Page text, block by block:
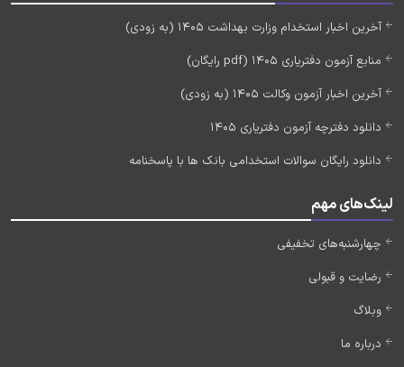
آخرین اخبار استخدام وزارت بهداشت 1405 (به زودی)
منابع آزمون دفتریاری 1405 (pdf رایگان)
آخرین اخبار آزمون وکالت 1405 (به زودی)
دانلود دفترچه آزمون دفتریاری 1405
دانلود رایگان سوالات استخدامی بانک ها با پاسخنامه
لینک‌های مهم
چهارشنبه‌های تخفیفی
رضایت و قبولی
وبلاگ
درباره ما